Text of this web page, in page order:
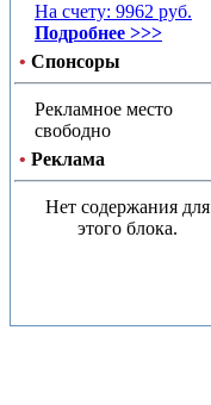
На счету: 9962 руб.
Подробнее >>>
• Спонсоры
Рекламное место
свободно
• Реклама
Нет содержания для
этого блока.